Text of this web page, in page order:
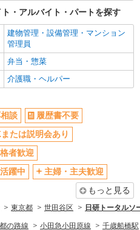
円〜28,360円（時給制・夜勤手当
務（社保加入者）の場合は時給：
1,460円） ※居住支援特別
までの方はさらに時給＋50円（再
区用賀3丁目6番3号
詳細を見る
】 月給：240,000円 年収例：330
（月平均2回分）、夜勤手当（月平
月平均的に支払われる手当を含み
援特別手当は勤続5年目までの方
（再入社は除く） ◎賞与：基
/年支給 ◎残業時は別途時間外手当
）
区千歳台6丁目11番55号
詳細を見る
フリーター歓迎
ブランクOK
エルダー（50代～）活躍中
昇給あり
週2～3日勤務OK
深夜
残業ほぼなし
登録制
社会保険あり
研修制度あり
・アルバイト・パートを探す
建物管理・設備管理・マンション
管理員
弁当・惣菜
介護職・ヘルパー
談
履歴書不要
たは説明会あり
者歓迎
躍中
主婦・主夫歓迎
もっと見る
東京都 世田谷区 日研トータル
の路線 小田急小田原線 千歳船橋駅